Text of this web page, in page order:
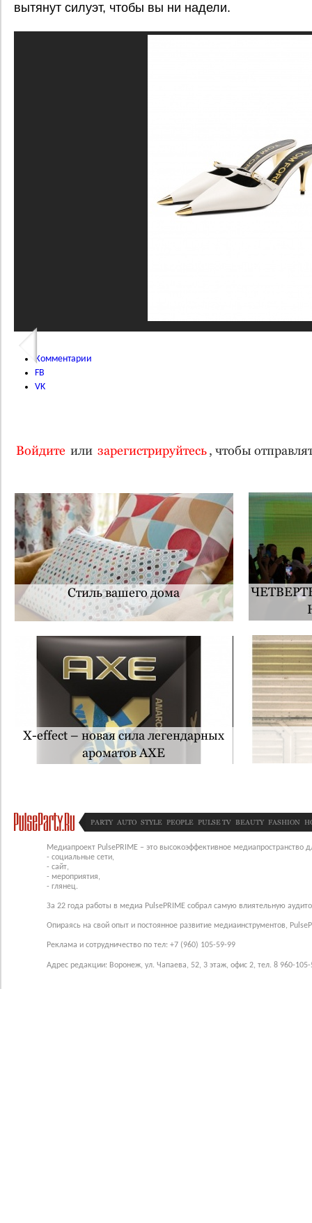
вытянут силуэт, чтобы вы ни надели.
Комментарии
FB
VK
Войдите или зарегистрируйтесь, чтобы
Стиль вашего дома
X-effect – новая сила легендарных
ароматов AXE
PARTY AUTO STYLE PEOPLE PULSE TV BEAUTY FASHION
Медиапроект PulsePRIME – это высокоэффективное медиапространство
- социальные сети,
- сайт,
- мероприятия,
- глянец.
За 22 года работы в медиа PulsePRIME собрал самую влиятельную
Опираясь на свой опыт и постоянное развитие медиаинструментов,
Реклама и сотрудничество по тел: +7 (960) 105-59-99
Адрес редакции: Воронеж, ул. Чапаева, 52, 3 этаж, офис 2, тел. 8 960-